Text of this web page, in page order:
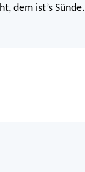
dem ist’s Sünde.